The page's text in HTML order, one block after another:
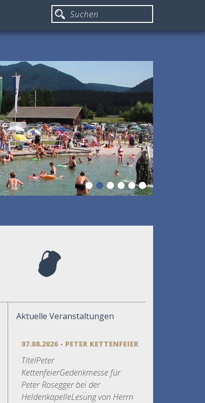
Aktuelle Veranstaltungen
07.08.2026 - PETER KETTENFEIER
TitelPeter
KettenfeierGedenkmesse für
Peter Rosegger bei der
HeldenkapelleLesung von Herrn